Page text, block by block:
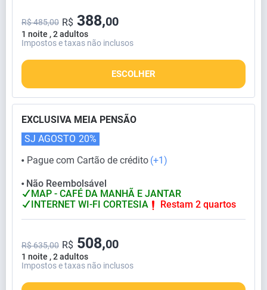
1 noite , 2 adultos
R$ 485,00 R$ 388,00
Impostos e taxas não inclusos
ESCOLHER
EXCLUSIVA MEIA PENSÃO
⬤ Pague com Cartão de crédito (+1)
SJ AGOSTO 20%
⬤
Não Reembolsável
MAP - CAFÉ DA MANHÃ E JANTAR
INTERNET WI-FI CORTESIA
Restam 2 quartos
1 noite , 2 adultos
R$ 635,00 R$ 508,00
Impostos e taxas não inclusos